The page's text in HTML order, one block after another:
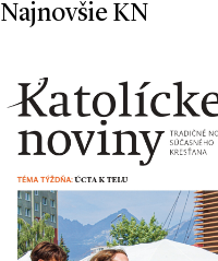
Najnovšie KN